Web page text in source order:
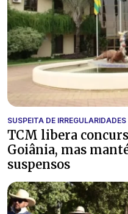
SUSPEITA DE IRREGULARIDADES
TCM libera
Goiânia, mas
suspensos